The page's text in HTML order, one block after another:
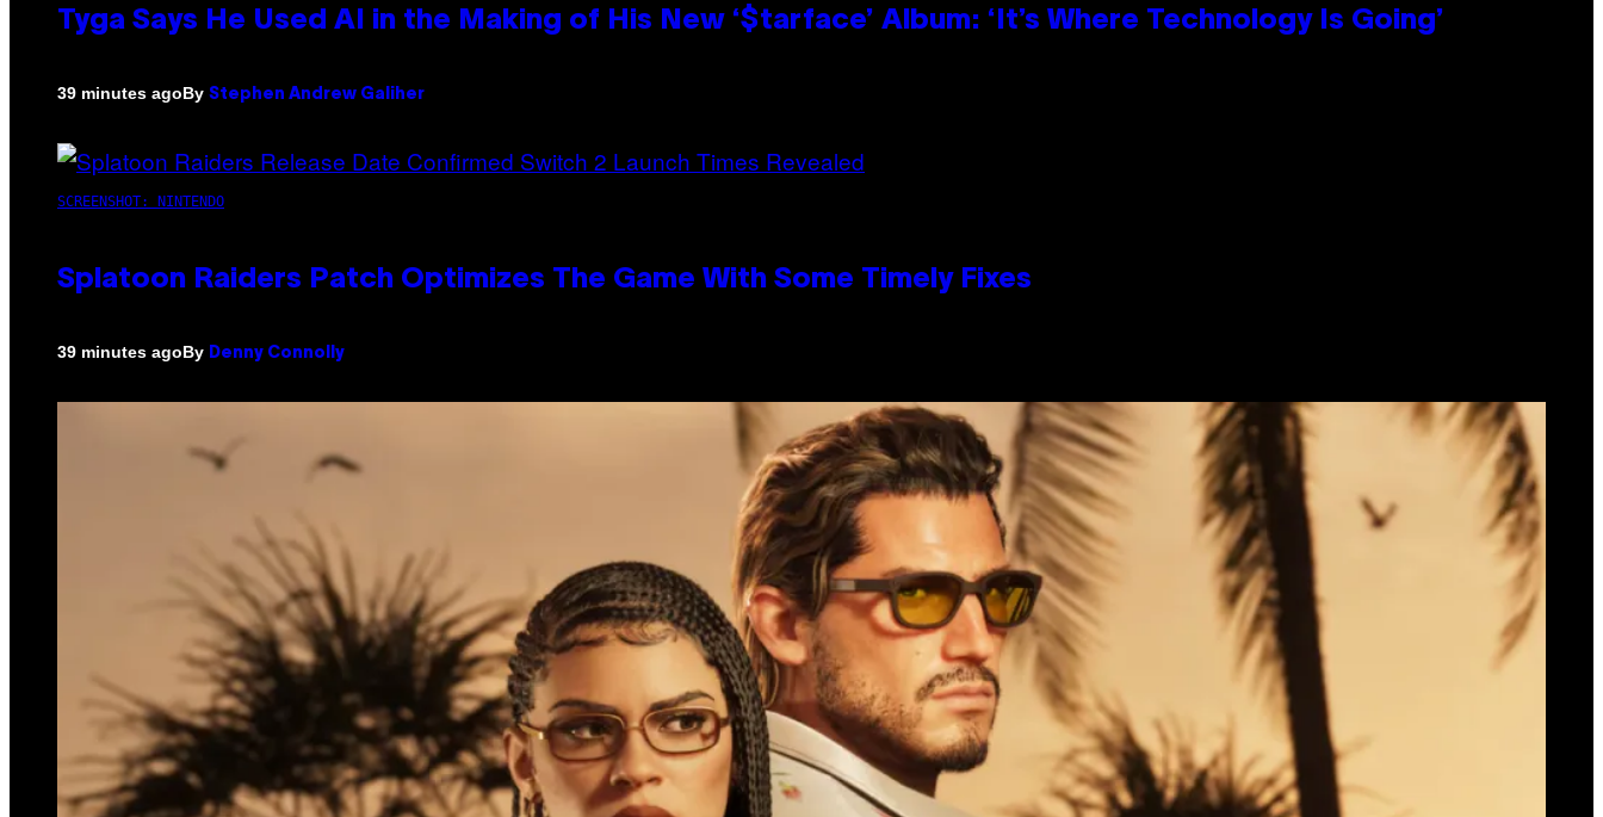
Tyga Says He Used AI in the Making of His New ‘$tarface’ Album: ‘It’s Where Technology Is Going’
39 minutes agoBy Stephen Andrew Galiher
SCREENSHOT: NINTENDO
Splatoon Raiders Patch Optimizes The Game With Some Timely Fixes
39 minutes agoBy Denny Connolly